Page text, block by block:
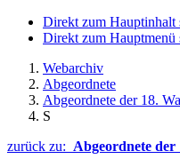
Direkt zum Hauptinhalt
Direkt zum Hauptmenü
Webarchiv
Abgeordnete
Abgeordnete der 18.
S
zurück zu: Abgeordnete der